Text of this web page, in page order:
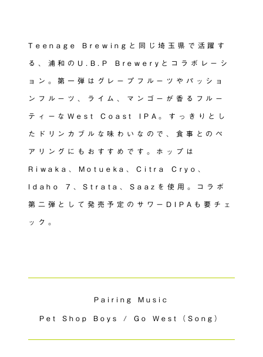
Teenage Brewingと同じ埼玉県で活躍す
る、浦和のU.B.P Breweryとコラボレーシ
ョン。第一弾はグレープフルーツやパッショ
ンフルーツ、ライム、マンゴーが香るフルー
ティーなWest Coast IPA。すっきりとし
たドリンカブルな味わいなので、食事とのペ
アリングにもおすすめです。ホップは
Riwaka、Motueka、Citra Cryo、
Idaho 7、Strata、Saazを使用。コラボ
第二弾として発売予定のサワーDIPAも要チェ
ック。
Pairing Music
Pet Shop Boys / Go West（Song）